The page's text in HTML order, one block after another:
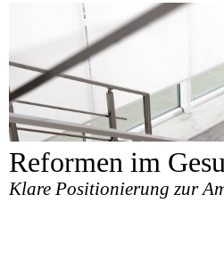
Reformen im
Klare Positionierung zur